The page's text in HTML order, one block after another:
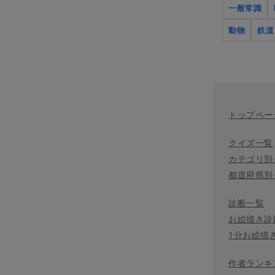
一般常識
動物
鉄道
トップペ
クイズ一覧
カテゴリ
都道府県
診断一覧
お絵描き
1分お絵描
作者ラン